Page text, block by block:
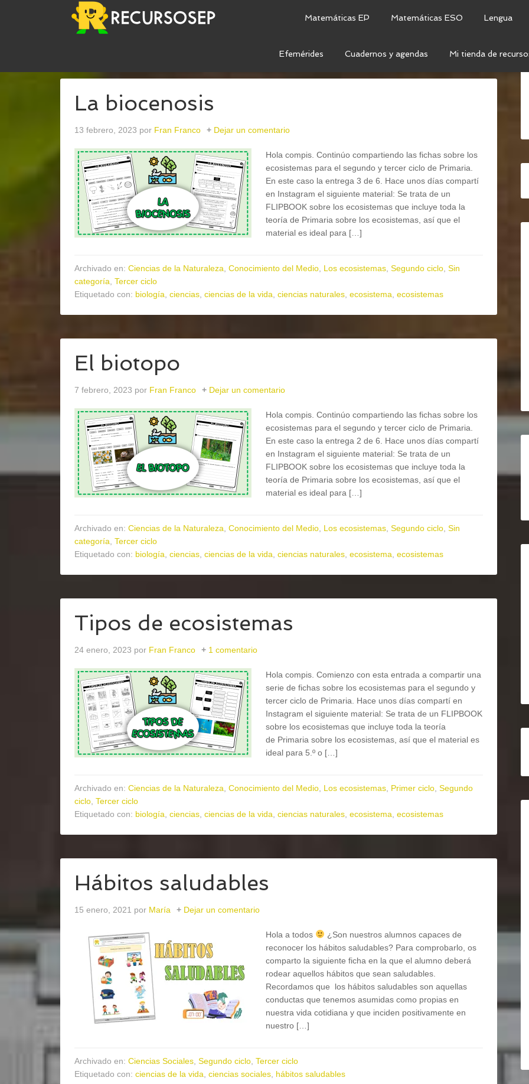
Matemáticas EP Matemáticas ESO Lengua
Efemérides Cuadernos y agendas Mi tienda de
La biocenosis
13 febrero, 2023 por Fran Franco Dejar un comentario
Hola compis. Continúo compartiendo las fichas sobre los
ecosistemas para el segundo y tercer ciclo de Primaria.
En este caso la entrega 3 de 6. Hace unos días compartí
en Instagram el siguiente material: Se trata de un
FLIPBOOK sobre los ecosistemas que incluye toda la
teoría de Primaria sobre los ecosistemas, así que el
material es ideal para […]
Archivado en: Ciencias de la Naturaleza Conocimiento del Medio Los ecosistemas Segundo ciclo Sin
categoría Tercer ciclo
Etiquetado con: biología ciencias ciencias de la vida ciencias naturales ecosistema ecosistemas
El biotopo
7 febrero, 2023 por Fran Franco Dejar un comentario
Hola compis. Continúo compartiendo las fichas sobre los
ecosistemas para el segundo y tercer ciclo de Primaria.
En este caso la entrega 2 de 6. Hace unos días compartí
en Instagram el siguiente material: Se trata de un
FLIPBOOK sobre los ecosistemas que incluye toda la
teoría de Primaria sobre los ecosistemas, así que el
material es ideal para […]
Archivado en: Ciencias de la Naturaleza Conocimiento del Medio Los ecosistemas Segundo ciclo Sin
categoría Tercer ciclo
Etiquetado con: biología ciencias ciencias de la vida ciencias naturales ecosistema ecosistemas
Tipos de ecosistemas
24 enero, 2023 por Fran Franco 1 comentario
Hola compis. Comienzo con esta entrada a compartir una
serie de fichas sobre los ecosistemas para el segundo y
tercer ciclo de Primaria. Hace unos días compartí en
Instagram el siguiente material: Se trata de un FLIPBOOK
sobre los ecosistemas que incluye toda la teoría
de Primaria sobre los ecosistemas, así que el material es
ideal para 5.º o […]
Archivado en: Ciencias de la Naturaleza Conocimiento del Medio Los ecosistemas Primer ciclo Segundo
ciclo Tercer ciclo
Etiquetado con: biología ciencias ciencias de la vida ciencias naturales ecosistema ecosistemas
Hábitos saludables
15 enero, 2021 por María Dejar un comentario
Hola a todos
¿Son nuestros alumnos capaces de
reconocer los hábitos saludables? Para comprobarlo, os
comparto la siguiente ficha en la que el alumno deberá
rodear aquellos hábitos que sean saludables.
Recordamos que los hábitos saludables son aquellas
conductas que tenemos asumidas como propias en
nuestra vida cotidiana y que inciden positivamente en
nuestro […]
Archivado en: Ciencias Sociales Segundo ciclo Tercer ciclo
Etiquetado con: ciencias de la vida ciencias sociales hábitos saludables